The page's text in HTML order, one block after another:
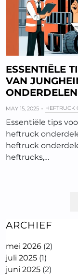
ESSENTIËLE
VAN
ONDERDELEN
MAY 15, 2025 HEFTRUCK
Essentiële tips
heftruck
heftruck
heftrucks,…
ARCHIEF
mei 2026 (2)
juli 2025 (1)
juni 2025 (2)